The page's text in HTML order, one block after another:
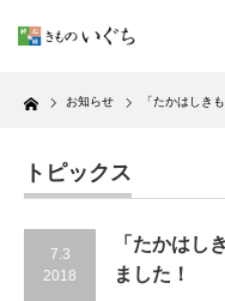
Home お知らせ 「たかはしき
トピックス
7.3
2018
「たかはし
ました！